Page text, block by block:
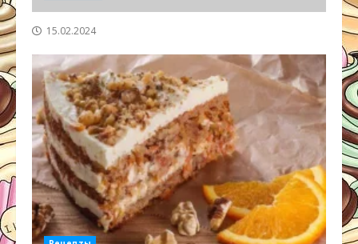
15.02.2024